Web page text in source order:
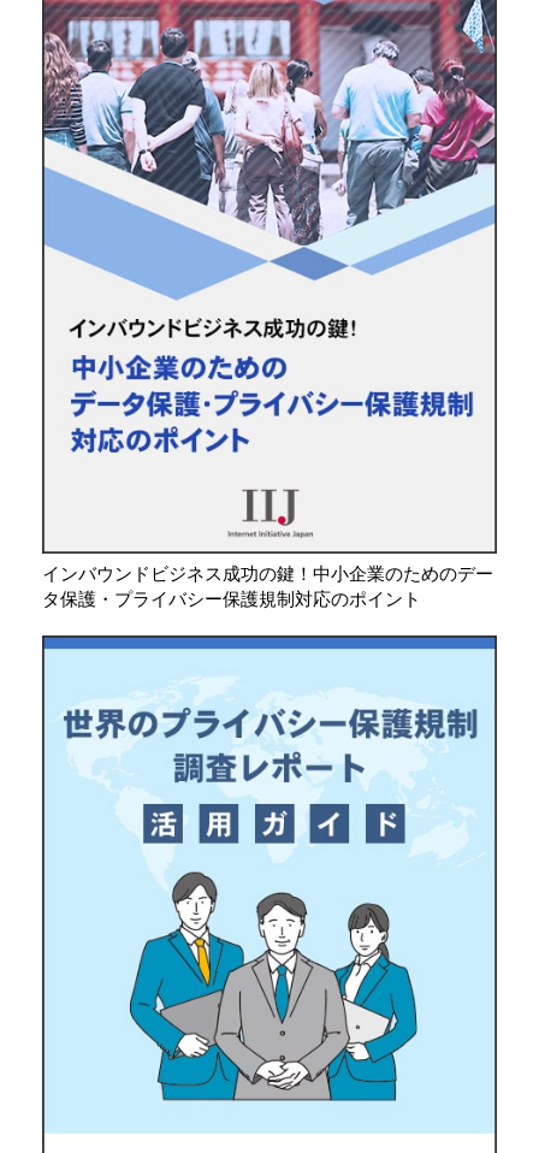
インバウンドビジネス成功の鍵！中小企業のためのデー
タ保護・プライバシー保護規制対応のポイント